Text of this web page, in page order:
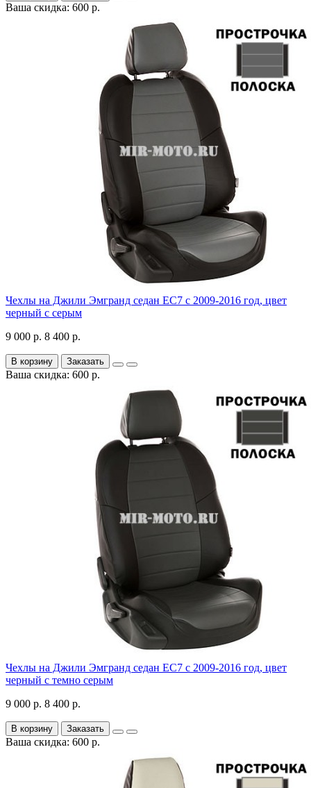
Ваша скидка: 600 р.
Чехлы на Джили Эмгранд седан ЕС7 с 2009-2016 год, цвет
черный с серым
9 000 р. 8 400 р.
В корзину Заказать
Ваша скидка: 600 р.
Чехлы на Джили Эмгранд седан ЕС7 с 2009-2016 год, цвет
черный с темно серым
9 000 р. 8 400 р.
В корзину Заказать
Ваша скидка: 600 р.